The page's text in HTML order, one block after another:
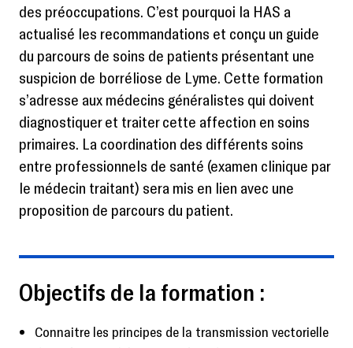
des préoccupations. C’est pourquoi la HAS a
actualisé les recommandations et conçu un guide
du parcours de soins de patients présentant une
suspicion de borréliose de Lyme. Cette formation
s’adresse aux médecins généralistes qui doivent
diagnostiquer et traiter cette affection en soins
primaires. La coordination des différents soins
entre professionnels de santé (examen clinique par
le médecin traitant) sera mis en lien avec une
proposition de parcours du patient.
Objectifs de la formation :
Connaitre les principes de la transmission vectorielle